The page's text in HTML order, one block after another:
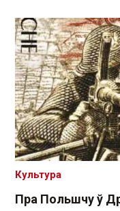
Пра Польшчу ў
Культура